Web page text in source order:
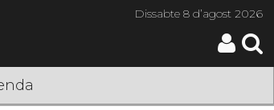
Dissabte8 d’agost 2026